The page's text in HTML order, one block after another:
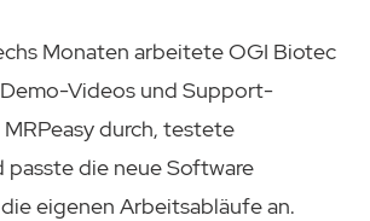
Monaten arbeitete OGI Biotec
Videos und Support-
durch, testete
passte die neue Software
eigenen Arbeitsabläufe an.